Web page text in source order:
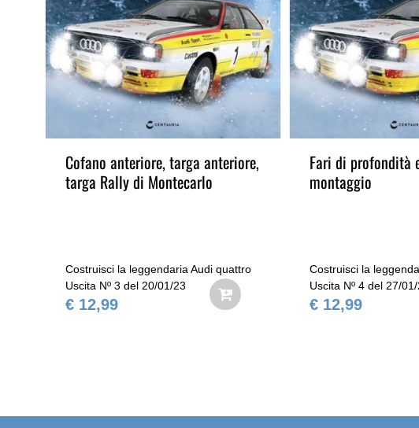
Cofano anteriore, targa anteriore,
targa Rally di Montecarlo
Costruisci la leggendaria Audi quattro
Uscita Nº 3 del 20/01/23
€ 12,99
Fari di profondità
montaggio
Costruisci la
Uscita Nº 4 del 27/
€ 12,99